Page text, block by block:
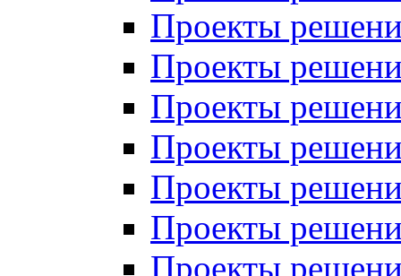
Проекты
Проекты
Проекты
Проекты
Проекты
Проекты
Проекты